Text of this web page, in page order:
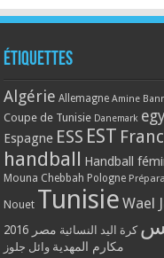
Étiquettes
Algérie Allemagne Amine
Coupe de Tunisie Danemark
Espagne ESS EST
handball Handball
Mouna Chebbah Pologne
Nouet Tunisie Wael
كرة اليد النسائية مصر 2016
مكارم المهدية وائل جلوز